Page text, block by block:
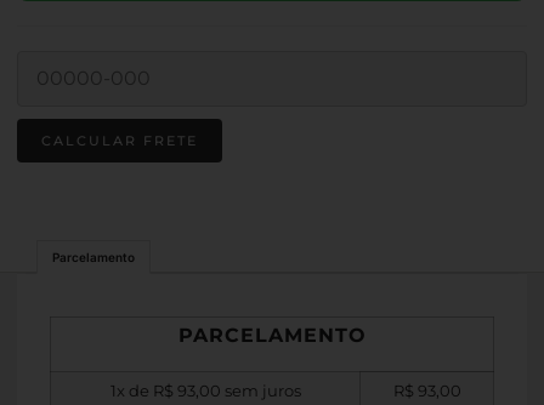
Parcelamento
PARCELAMENTO
1x de R$ 93,00 sem juros R$ 93,00